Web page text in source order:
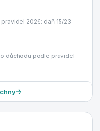
2026: daň 15/23
důchodu podle pravidel